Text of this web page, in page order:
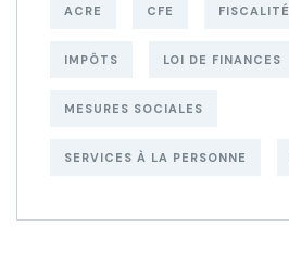
ACRE CFE FISCALITÉ
IMPÔTS LOI DE FINANCES
MESURES SOCIALES
SERVICES À LA PERSONNE